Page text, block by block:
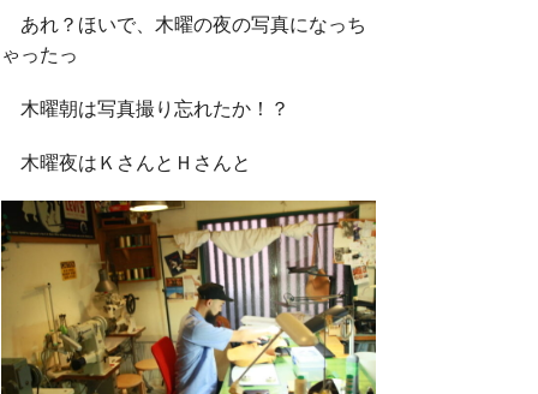
あれ？ほいで、木曜の夜の写真になっち
ゃったっ
木曜朝は写真撮り忘れたか！？
木曜夜はＫさんとＨさんと